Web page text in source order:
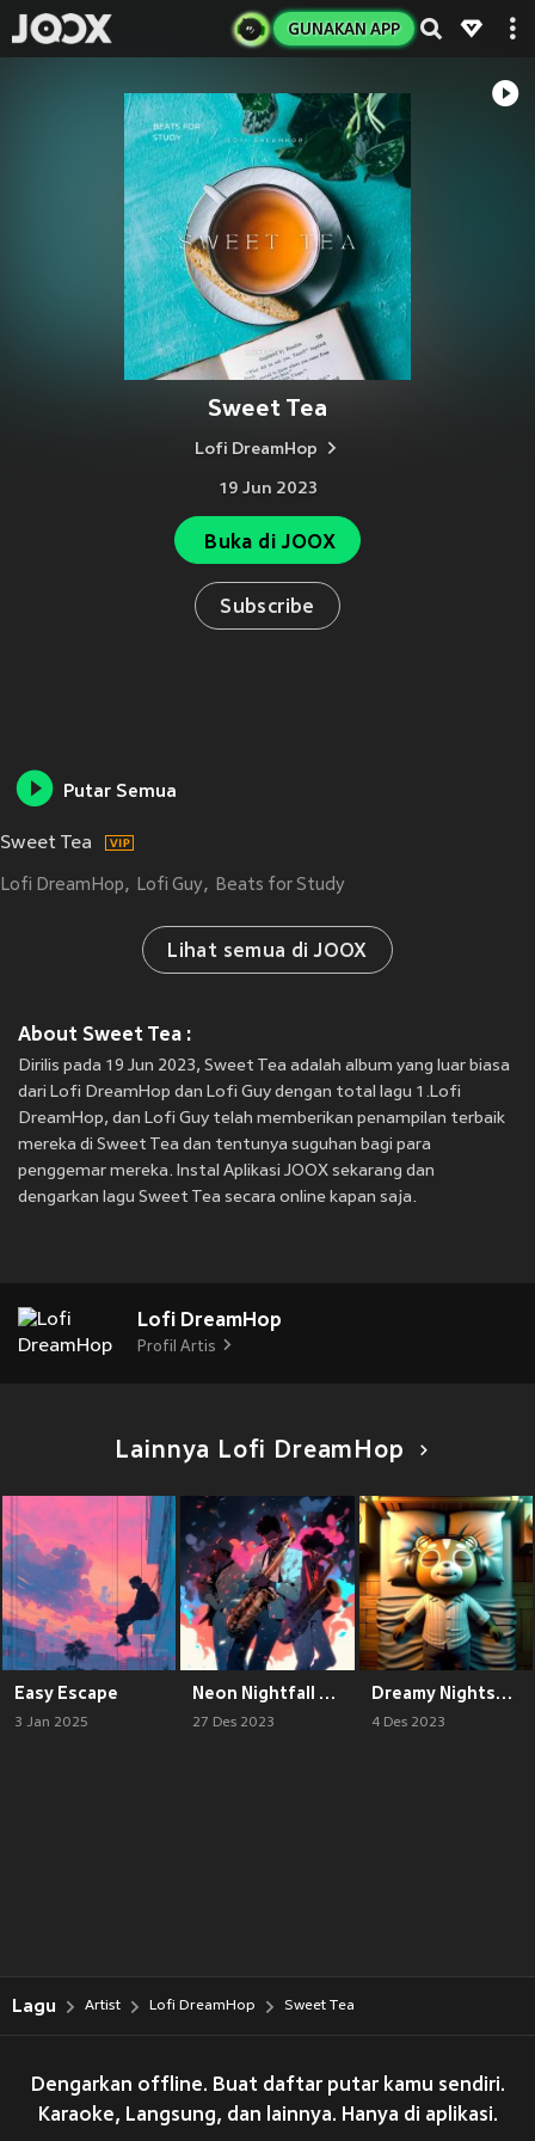
GUNAKAN APP
Sweet Tea
Lofi DreamHop
19 Jun 2023
Buka di JOOX
Subscribe
Putar Semua
Sweet Tea
Lofi DreamHop Lofi Guy Beats for Study
Lihat semua di JOOX
About Sweet Tea :
Dirilis pada 19 Jun 2023, Sweet Tea adalah album yang luar biasa
dari Lofi DreamHop dan Lofi Guy dengan total lagu 1.Lofi
DreamHop, dan Lofi Guy telah memberikan penampilan terbaik
mereka di Sweet Tea dan tentunya suguhan bagi para
penggemar mereka. Instal Aplikasi JOOX sekarang dan
dengarkan lagu Sweet Tea secara online kapan saja.
Lofi DreamHop
Profil Artis
Lainnya Lofi DreamHop
Easy Escape
3 Jan 2025
Neon Nightfall Reverie
27 Des 2023
Dreamy Nightscapes
4 Des 2023
Lagu Artist Lofi DreamHop Sweet Tea
Dengarkan offline. Buat daftar putar kamu sendiri.
Karaoke, Langsung, dan lainnya. Hanya di aplikasi.